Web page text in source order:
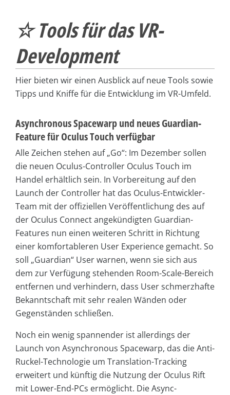
☆ Tools für das VR-
Development
Hier bieten wir einen Ausblick auf neue Tools sowie
Tipps und Kniffe für die Entwicklung im VR-Umfeld.
Asynchronous Spacewarp und neues Guardian-
Feature für Oculus Touch verfügbar
Alle Zeichen stehen auf „Go“: Im Dezember sollen
die neuen Oculus-Controller Oculus Touch im
Handel erhältlich sein. In Vorbereitung auf den
Launch der Controller hat das Oculus-Entwickler-
Team mit der offiziellen Veröffentlichung des auf
der Oculus Connect angekündigten Guardian-
Features nun einen weiteren Schritt in Richtung
einer komfortableren User Experience gemacht. So
soll „Guardian“ User warnen, wenn sie sich aus
dem zur Verfügung stehenden Room-Scale-Bereich
entfernen und verhindern, dass User schmerzhafte
Bekanntschaft mit sehr realen Wänden oder
Gegenständen schließen.
Noch ein wenig spannender ist allerdings der
Launch von Asynchronous Spacewarp, das die Anti-
Ruckel-Technologie um Translation-Tracking
erweitert und künftig die Nutzung der Oculus Rift
mit Lower-End-PCs ermöglicht. Die Async-